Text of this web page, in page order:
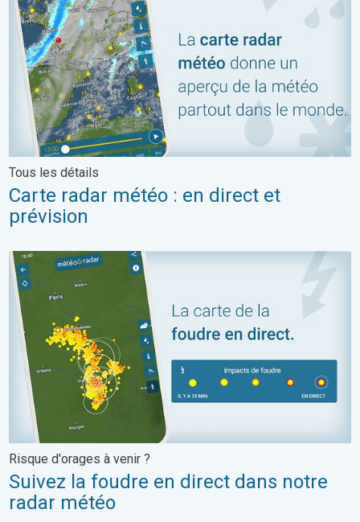
Tous les détails
Carte radar météo : en direct et
prévision
Suivez la foudre en direct dans notre radar météo. Risque
Risque d'orages à venir ?
Suivez la foudre en direct dans notre
radar météo